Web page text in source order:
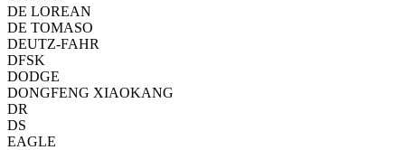
DE LOREAN
DE TOMASO
DEUTZ-FAHR
DFSK
DODGE
DONGFENG XIAOKANG
DR
DS
EAGLE